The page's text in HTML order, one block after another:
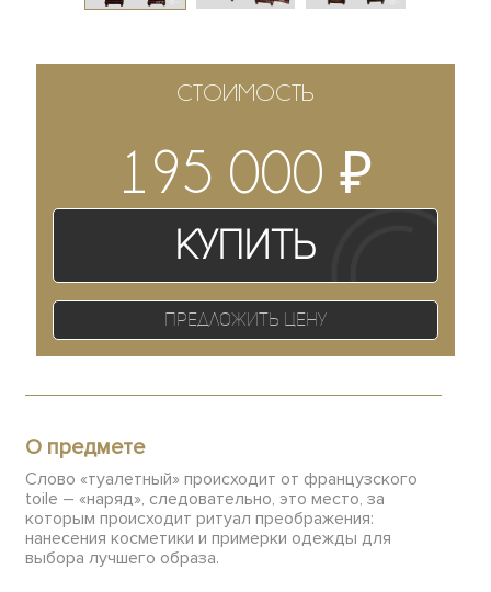
СТОИМОСТЬ
195 000 ₽
Купить
Предложить цену
О предмете
Слово «туалетный» происходит от французского
toile – «наряд», следовательно, это место, за
которым происходит ритуал преображения:
нанесения косметики и примерки одежды для
выбора лучшего образа.